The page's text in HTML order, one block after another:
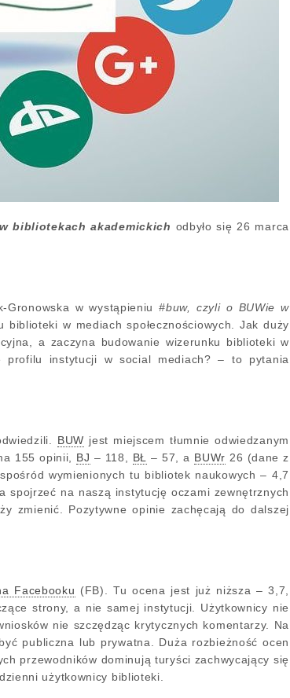
bibliotekach akademickich odbyło się 26 marca
Gronowska w wystąpieniu#buw, czyli o BUWie w
biblioteki w mediach społecznościowych. Jak duży
a zaczyna budowanie wizerunku biblioteki w
profilu instytucji w social mediach? – to pytania
BUW jest miejscem tłumnie odwiedzanym
155 opinii, BJ – 118, BŁ – 57, a BUWr 26 (dane z
wymienionych tu bibliotek naukowych – 4,7
na naszą instytucję oczami zewnętrznych
zmienić. Pozytywne opinie zachęcają do dalszej
Facebooku (FB). Tu ocena jest już niższa – 3,7,
strony, a nie samej instytucji. Użytkownicy nie
nie szczędząc krytycznych komentarzy. Na
publiczna lub prywatna. Duża rozbieżność ocen
przewodników dominują turyści zachwycający się
użytkownicy biblioteki.